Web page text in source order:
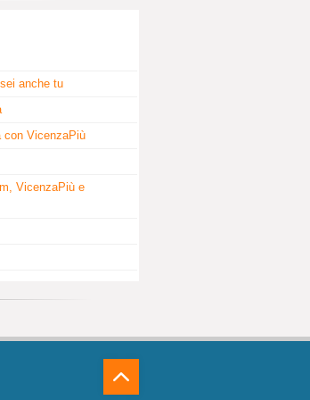
anche tu
con VicenzaPiù
VicenzaPiù e